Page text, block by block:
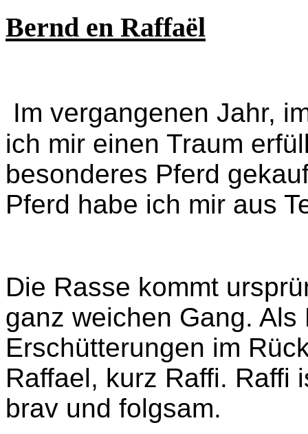
Bernd en Raffaël
Im vergangenen Jahr,
ich mir einen Traum
besonderes Pferd
Pferd habe ich mir aus
Die Rasse kommt
ganz weichen Gang.
Erschütterungen im
Raffael, kurz Raffi. Raffi
brav und folgsam.